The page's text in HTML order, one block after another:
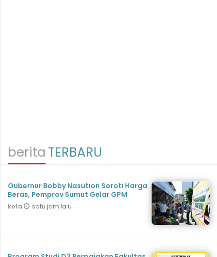
beritaTERBARU
Gubernur Bobby Nasution Soroti Harga
Beras, Pemprov Sumut Gelar GPM
kota satu jam lalu